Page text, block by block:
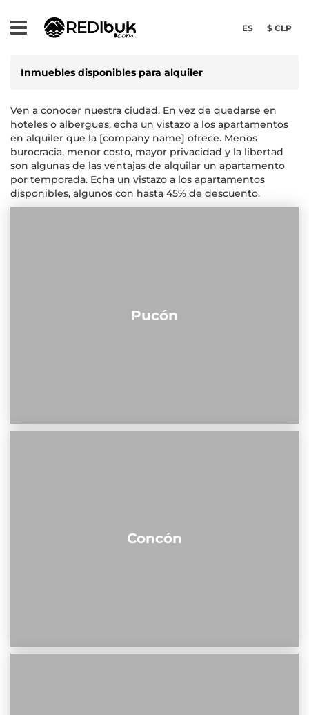
ES $ CLP
Inmuebles disponibles para alquiler
Ven a conocer nuestra ciudad. En vez de quedarse en
hoteles o albergues, echa un vistazo a los apartamentos
en alquiler que la [company name] ofrece. Menos
burocracia, menor costo, mayor privacidad y la libertad
son algunas de las ventajas de alquilar un apartamento
por temporada. Echa un vistazo a los apartamentos
disponibles, algunos con hasta 45% de descuento.
Pucón
Concón